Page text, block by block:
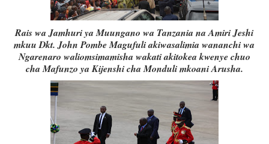
Rais wa Jamhuri ya Muungano wa Tanzania na Amiri Jeshi
mkuu Dkt. John Pombe Magufuli akiwasalimia wananchi wa
Ngarenaro waliomsimamisha wakati akitokea kwenye chuo
cha Mafunzo ya Kijenshi cha Monduli mkoani Arusha.